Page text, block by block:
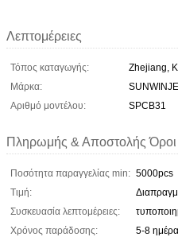
Λεπτομέρειες
Τόπος καταγωγής:
Zhejiang,
Μάρκα:
Αριθμό μοντέλου:
SPCB31
Πληρωμής & Αποστολής Όροι
Ποσότητα παραγγελίας min: 5000pcs
Τιμή:
Συσκευασία λεπτομέρειες:
Χρόνος παράδοσης:
5-8